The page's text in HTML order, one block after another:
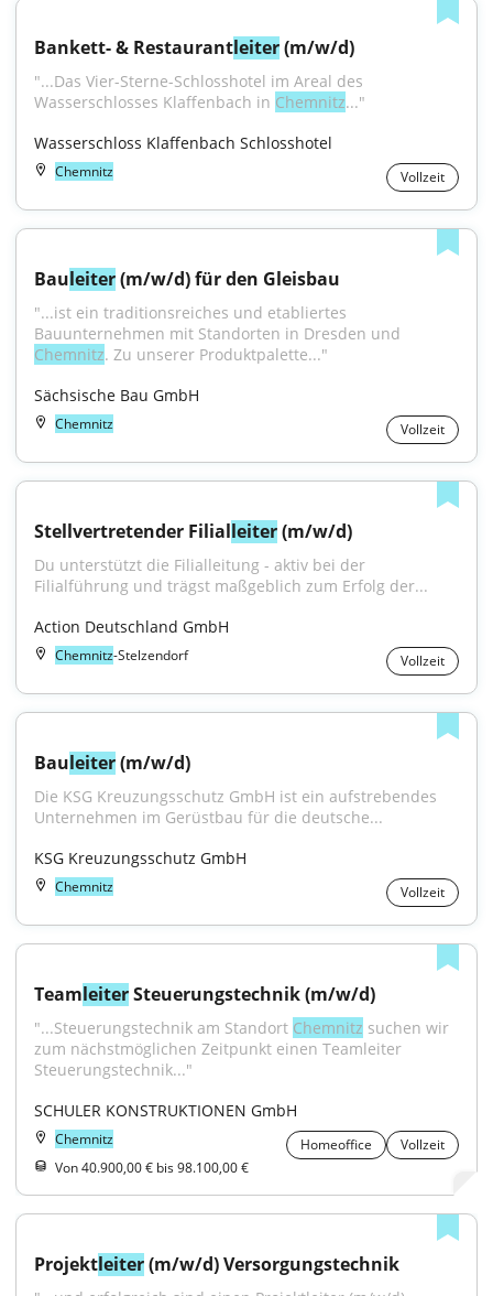
Bankett- & Restaurantleiter (m/w/d)
"...Das Vier-Sterne-Schlosshotel im Areal des
Wasserschlosses Klaffenbach in Chemnitz..."
Wasserschloss Klaffenbach Schlosshotel
Chemnitz Vollzeit
Bauleiter (m/w/d) für den Gleisbau
"...ist ein traditionsreiches und etabliertes
Chemnitz. Zu unserer Produktpalette..."
Sächsische Bau GmbH
Chemnitz Vollzeit
Stellvertretender Filialleiter (m/w/d)
Du unterstützt die Filialleitung - aktiv bei der
Filialführung und trägst maßgeblich zum Erfolg der...
Action Deutschland GmbH
Chemnitz-Stelzendorf Vollzeit
Bauleiter (m/w/d)
Die KSG Kreuzungsschutz GmbH ist ein aufstrebendes
Unternehmen im Gerüstbau für die deutsche...
KSG Kreuzungsschutz GmbH
Chemnitz Vollzeit
Teamleiter Steuerungstechnik (m/w/d)
"...Steuerungstechnik am Standort Chemnitz suchen wir
zum nächstmöglichen Zeitpunkt einen Teamleiter
Steuerungstechnik..."
SCHULER KONSTRUKTIONEN GmbH
Chemnitz Homeoffice
Vollzeit
Von 40.900,00 € bis 98.100,00 €
Projektleiter (m/w/d) Versorgungstechnik